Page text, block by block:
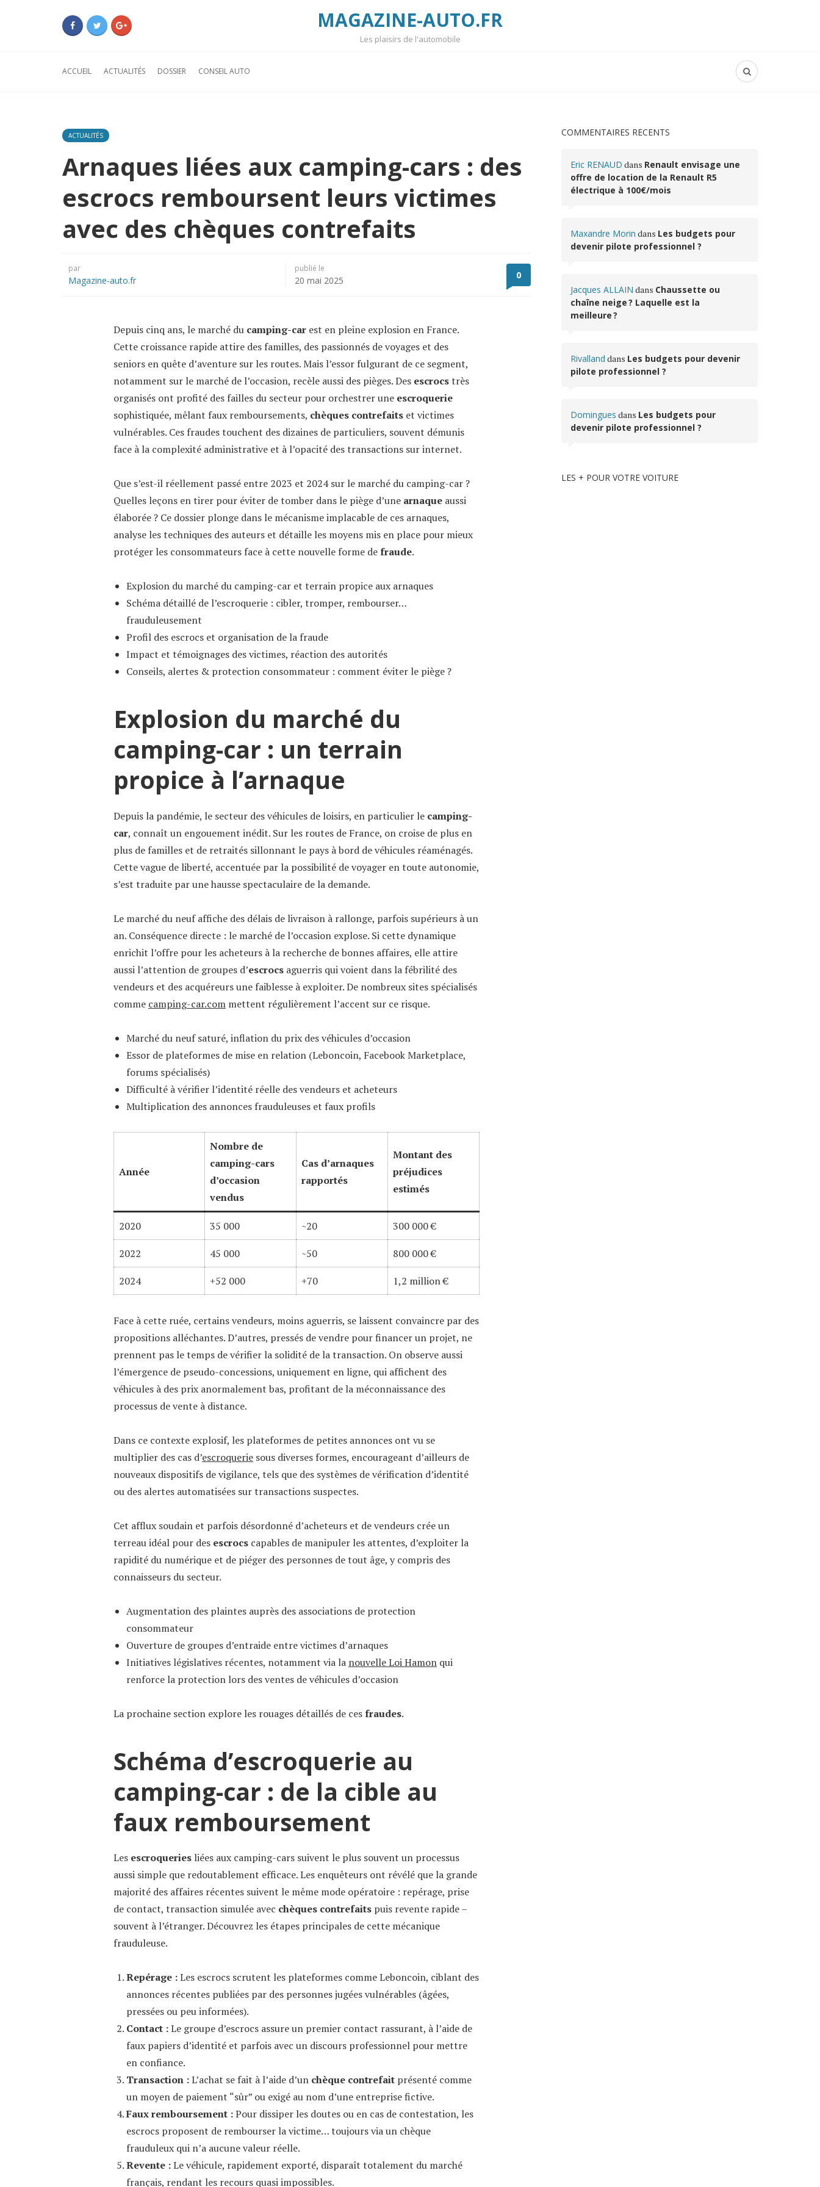
MAGAZINE-AUTO.FR
Les plaisirs de l'automobile
ACCUEIL ACTUALITÉS DOSSIER CONSEIL AUTO
ACTUALITÉS
Arnaques liées aux camping-cars : des
escrocs remboursent leurs victimes
avec des chèques contrefaits
par
Magazine-auto.fr
publié le
20 mai 2025 0
Depuis cinq ans, le marché du camping-car est en pleine explosion en France.
Cette croissance rapide attire des familles, des passionnés de voyages et des
seniors en quête d’aventure sur les routes. Mais l’essor fulgurant de ce segment,
notamment sur le marché de l’occasion, recèle aussi des pièges. Des escrocstrès
organisés ont profité des failles du secteur pour orchestrer une escroquerie
sophistiquée, mêlant faux remboursements, chèques contrefaits et victimes
vulnérables. Ces fraudes touchent des dizaines de particuliers, souvent démunis
face à la complexité administrative et à l’opacité des transactions sur internet.
Que s’est-il réellement passé entre 2023 et 2024 sur le marché du camping-car ?
Quelles leçons en tirer pour éviter de tomber dans le piège d’une arnaque aussi
élaborée ? Ce dossier plonge dans le mécanisme implacable de ces arnaques,
analyse les techniques des auteurs et détaille les moyens mis en place pour mieux
protéger les consommateurs face à cette nouvelle forme defraude.
Explosion du marché du camping-car et terrain propice aux arnaques
Schéma détaillé de l’escroquerie : cibler, tromper, rembourser…
frauduleusement
Profil des escrocs et organisation de la fraude
Impact et témoignages des victimes, réaction des autorités
Conseils, alertes & protection consommateur : comment éviter le piège ?
Explosion du marché du
camping-car : un terrain
propice à l’arnaque
Depuis la pandémie, le secteur des véhicules de loisirs, en particulier le camping-
car, connaît un engouement inédit. Sur les routes de France, on croise de plus en
plus de familles et de retraités sillonnant le pays à bord de véhicules réaménagés.
Cette vague de liberté, accentuée par la possibilité de voyager en toute autonomie,
s’est traduite par une hausse spectaculaire de la demande.
Le marché du neuf affiche des délais de livraison à rallonge, parfois supérieurs à un
an. Conséquence directe : le marché de l’occasion explose. Si cette dynamique
enrichit l’offre pour les acheteurs à la recherche de bonnes affaires, elle attire
aussi l’attention de groupes d’escrocs aguerris qui voient dans la fébrilité des
vendeurs et des acquéreurs une faiblesse à exploiter. De nombreux sites spécialisés
comme camping-car.com mettent régulièrement l’accent sur ce risque.
Marché du neuf saturé, inflation du prix des véhicules d’occasion
Essor de plateformes de mise en relation (Leboncoin, Facebook Marketplace,
forums spécialisés)
Difficulté à vérifier l’identité réelle des vendeurs et acheteurs
Multiplication des annonces frauduleuses et faux profils
Année
Nombre de
camping-cars
d’occasion
vendus
Cas d’arnaques
rapportés
Montant des
préjudices
estimés
2020 35 000 ~20 300 000 €
2022 45 000 ~50 800 000 €
2024 +52 000 +70 1,2 million €
Face à cette ruée, certains vendeurs, moins aguerris, se laissent convaincre par des
propositions alléchantes. D’autres, pressés de vendre pour financer un projet, ne
prennent pas le temps de vérifier la solidité de la transaction. On observe aussi
l’émergence de pseudo-concessions, uniquement en ligne, qui affichent des
véhicules à des prix anormalement bas, profitant de la méconnaissance des
processus de vente à distance.
Dans ce contexte explosif, les plateformes de petites annonces ont vu se
multiplier des cas d’escroquerie sous diverses formes, encourageant d’ailleurs de
nouveaux dispositifs de vigilance, tels que des systèmes de vérification d’identité
ou des alertes automatisées sur transactions suspectes.
Cet afflux soudain et parfois désordonné d’acheteurs et de vendeurs crée un
terreau idéal pour des escrocs capables de manipuler les attentes, d’exploiter la
rapidité du numérique et de piéger des personnes de tout âge, y compris des
connaisseurs du secteur.
Augmentation des plaintes auprès des associations de protection
consommateur
Ouverture de groupes d’entraide entre victimes d’arnaques
Initiatives législatives récentes, notamment via la nouvelle Loi Hamonqui
renforce la protection lors des ventes de véhicules d’occasion
La prochaine section explore les rouages détaillés de cesfraudes.
Schéma d’escroquerie au
camping-car : de la cible au
faux remboursement
Les escroqueries liées aux camping-cars suivent le plus souvent un processus
aussi simple que redoutablement efficace. Les enquêteurs ont révélé que la grande
majorité des affaires récentes suivent le même mode opératoire : repérage, prise
de contact, transaction simulée avec chèques contrefaits puis revente rapide –
souvent à l’étranger. Découvrez les étapes principales de cette mécanique
frauduleuse.
Repérage :Les escrocs scrutent les plateformes comme Leboncoin, ciblant des
annonces récentes publiées par des personnes jugées vulnérables (âgées,
pressées ou peu informées).
Contact :Le groupe d’escrocs assure un premier contact rassurant, à l’aide de
faux papiers d’identité et parfois avec un discours professionnel pour mettre
en confiance.
Transaction :L’achat se fait à l’aide d’un chèque contrefaitprésenté comme
un moyen de paiement “sûr” ou exigé au nom d’une entreprise fictive.
Faux remboursement :Pour dissiper les doutes ou en cas de contestation, les
escrocs proposent de rembourser la victime… toujours via un chèque
frauduleux qui n’a aucune valeur réelle.
Revente :Le véhicule, rapidement exporté, disparaît totalement du marché
français, rendant les recours quasi impossibles.
COMMENTAIRES RÉCENTS
Eric RENAUD dans Renault envisage une
offre de location de la Renault R5
électrique à 100€/mois
Maxandre Morin dans Les budgets pour
devenir pilote professionnel ?
Jacques ALLAIN dans Chaussette ou
chaîne neige ? Laquelle est la
meilleure ?
Rivalland dans Les budgets pour devenir
pilote professionnel ?
Domingues dans Les budgets pour
devenir pilote professionnel ?
LES + POUR VOTRE VOITURE